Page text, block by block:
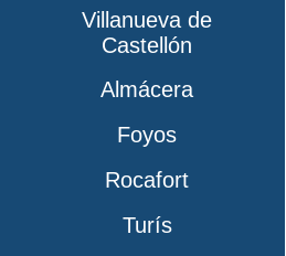
Villanueva de
Castellón
Almácera
Foyos
Rocafort
Turís